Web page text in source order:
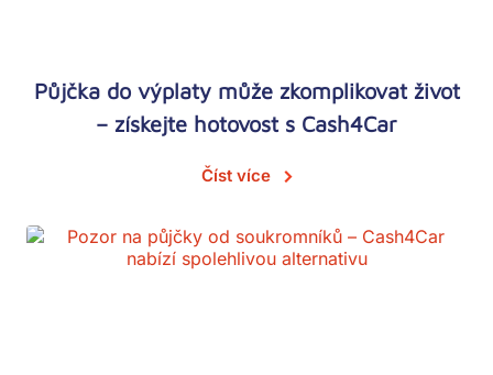
Půjčka do výplaty může zkomplikovat život
– získejte hotovost s Cash4Car
Číst více